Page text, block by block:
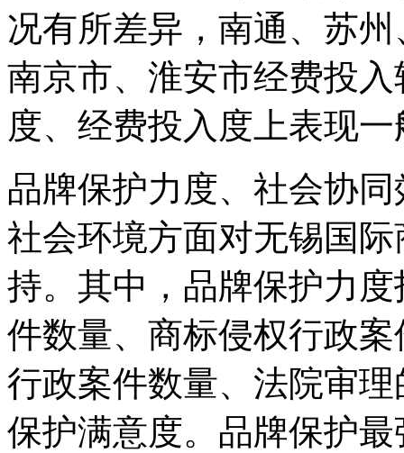
况有所差异，南通、苏
南京市、淮安市经费投
度、经费投入度上表现一
品牌保护力度、社会协
社会环境方面对无锡国
持。其中，品牌保护力
件数量、商标侵权行政
行政案件数量、法院审
保护满意度。品牌保护